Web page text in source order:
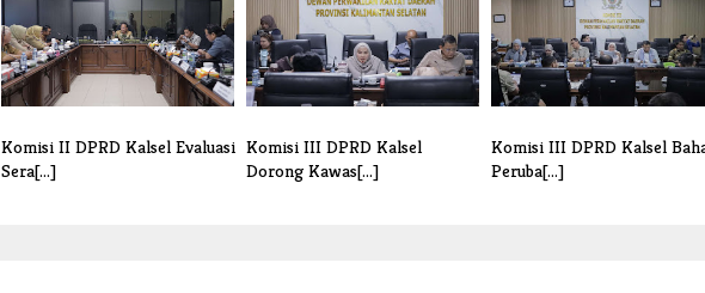
Komisi II DPRD Kalsel Evaluasi
Sera[...]
Komisi III DPRD Kalsel
Dorong Kawas[...]
Komisi III DPRD Kalsel
Peruba[...]